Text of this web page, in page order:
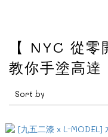
【 NYC 從
教你手塗高
Sort by